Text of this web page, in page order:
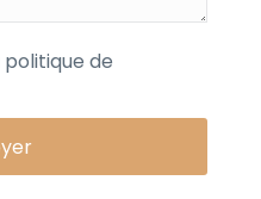
politique de